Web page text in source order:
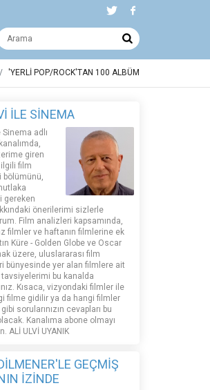
'YERLİ POP/ROCK'TAN 100 ALBÜM
İLE SİNEMA
adlı
giren
film
bölümünü,
gereken
önerilerimi sizlerle
Film analizleri kapsamında,
filmler ve haftanın filmlerine ek
Küre - Golden Globe ve Oscar
üzere, uluslararası film
bünyesinde yer alan filmlere ait
bu kanalda
Kısaca, vizyondaki filmler ile
filme gidilir ya da hangi filmler
sorularınızın cevapları bu
Kanalıma abone olmayı
ALİ ULVİ UYANIK
GEÇMİŞ
İZİNDE